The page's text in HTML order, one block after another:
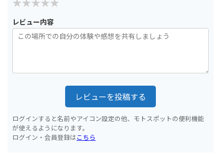
レビュー内容
レビューを投稿する
ログインすると名前やアイコン設定の他、モトスポットの便利機能
が使えるようになります。
ログイン・会員登録はこちら